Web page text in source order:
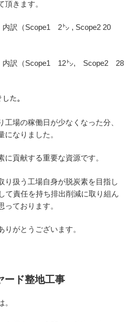
頂きます。
（Scope1 2㌧ , Scope2 20
訳（Scope1 12㌧, Scope2 28
た。
工場の稼働日が少なくなった分、
になりました。
に貢献する重要な資源です。
り扱う工場自身が脱炭素を目指し
て責任を持ち排出削減に取り組ん
っております。
がとうございます。
ード整地工事